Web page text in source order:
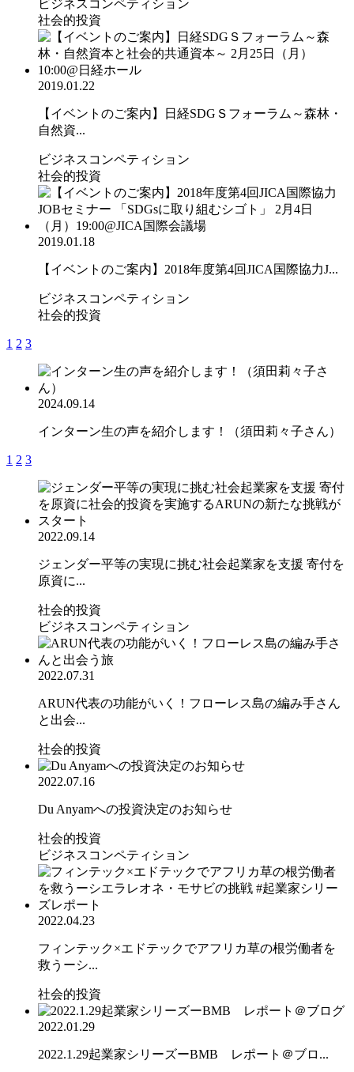
ビジネスコンペティション
社会的投資
2019.01.22
【イベントのご案内】日経SDGＳフォーラム～森林・
自然資...
ビジネスコンペティション
社会的投資
2019.01.18
【イベントのご案内】2018年度第4回JICA国際協力J...
ビジネスコンペティション
社会的投資
1 2 3
2024.09.14
インターン生の声を紹介します！（須田莉々子さん）
1 2 3
2022.09.14
ジェンダー平等の実現に挑む社会起業家を支援 寄付を
原資に...
社会的投資
ビジネスコンペティション
2022.07.31
ARUN代表の功能がいく！フローレス島の編み手さん
と出会...
社会的投資
2022.07.16
Du Anyamへの投資決定のお知らせ
社会的投資
ビジネスコンペティション
2022.04.23
フィンテック×エドテックでアフリカ草の根労働者を
救うーシ...
社会的投資
2022.01.29
2022.1.29起業家シリーズーBMB レポート＠ブロ...